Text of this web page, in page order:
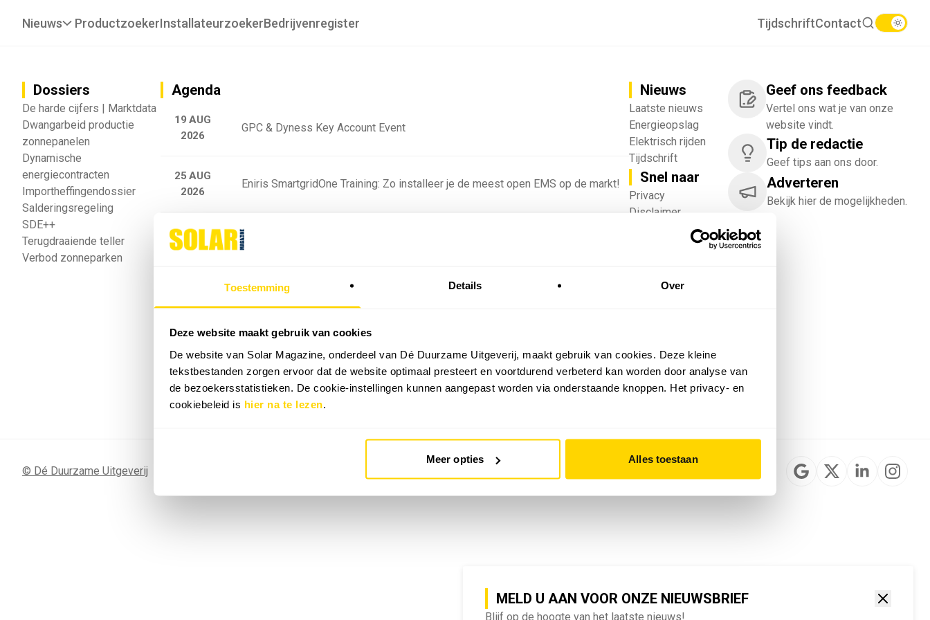
Toestemming Details Over
Deze website maakt gebruik van cookies
De website van Solar Magazine, onderdeel van Dé Duurzame Uitgeverij, maakt gebruik van cookies. Deze kleine
tekstbestanden zorgen ervoor dat de website optimaal presteert en voortdurend verbeterd kan worden door analyse van
de bezoekersstatistieken. De cookie-instellingen kunnen aangepast worden via onderstaande knoppen. Het privacy- en
cookiebeleid is hier na te lezen.
Meer opties Alles toestaan
MELD U AAN VOOR ONZE NIEUWSBRIEF
Blijf op de hoogte van het laatste nieuws!
Nieuws ProductzoekerInstallateurzoekerBedrijvenregister TijdschriftContact
Dossiers
De harde cijfers | Marktdata
Dwangarbeid productie
zonnepanelen
Dynamische
energiecontracten
Importheffingendossier
Salderingsregeling
SDE++
Terugdraaiende teller
Verbod zonneparken
Agenda
19 AUG
2026
GPC & Dyness Key Account Event
25 AUG
2026
Eniris SmartgridOne Training: Zo installeer je de meest open EMS op de markt!
25 AUG
2026
Sigenergy Training - Residentieel
2026
Webinar: Toekomstige batterijprofielen: hoe netbeheerders proberen
batterijgedrag in 2035 te voorspellen
2026
Sunergy Academy | SlimmeRik on Tour
Nieuws
Laatste nieuws
Energieopslag
Elektrisch rijden
Tijdschrift
Snel naar
Privacy
Disclaimer
Vacatures
English
Geef ons feedback
Vertel ons wat je van onze
website vindt.
Tip de redactie
Geef tips aan ons door.
Adverteren
Bekijk hier de mogelijkheden.
© Dé Duurzame Uitgeverij